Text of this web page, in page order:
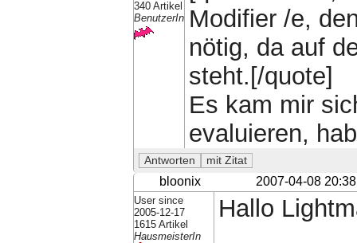
340 Artikel
BenutzerIn Modifier /e,
nötig, da auf
steht.[/quote]
Es kam mir
evaluieren,
bloonix 2007-04-08 20:38
User since
2005-12-17
1615 Artikel
HausmeisterIn
Hallo